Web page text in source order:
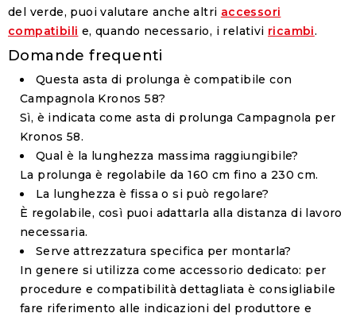
del verde, puoi valutare anche altri accessori
compatibili e, quando necessario, i relativi ricambi.
Domande frequenti
Questa asta di prolunga è compatibile con
Campagnola Kronos 58?
Sì, è indicata come asta di prolunga Campagnola per
Kronos 58.
Qual è la lunghezza massima raggiungibile?
La prolunga è regolabile da 160 cm fino a 230 cm.
La lunghezza è fissa o si può regolare?
È regolabile, così puoi adattarla alla distanza di lavoro
necessaria.
Serve attrezzatura specifica per montarla?
In genere si utilizza come accessorio dedicato: per
procedure e compatibilità dettagliata è consigliabile
fare riferimento alle indicazioni del produttore e